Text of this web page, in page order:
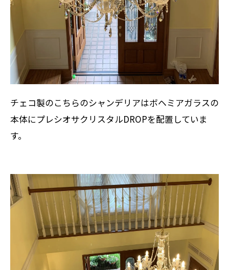
チェコ製のこちらのシャンデリアはボヘミアガラスの
本体にプレシオサクリスタルDROPを配置していま
す。